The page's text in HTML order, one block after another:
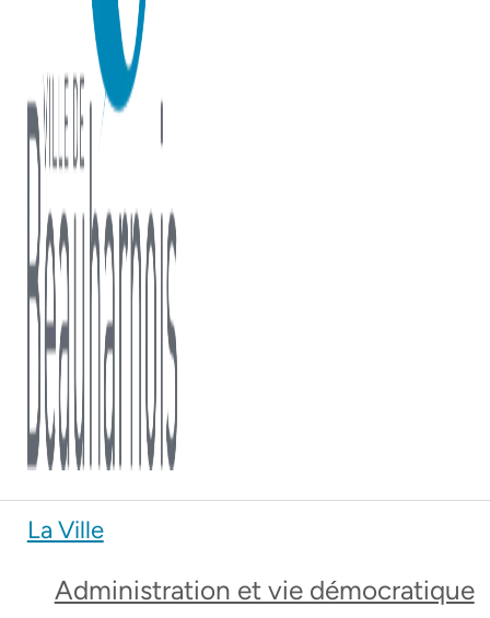
La Ville
Administration et vie démocratique